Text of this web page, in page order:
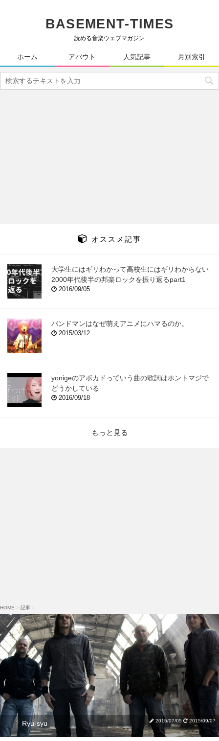
BASEMENT-TIMES
読める音楽ウェブマガジン
ホーム アバウト 人気記事 月別索引
オススメ記事
大学生にはギリわかって高校生にはギリわからない
2000年代後半の邦楽ロックを振り返るpart1
2016/09/05
バンドマンはなぜ萌えアニメにハマるのか。
2015/03/12
yonigeのアボカドっていう曲の歌詞はホントマジで
どうかしている
2016/09/18
もっと見る
HOME > 記事 >
Ryu-syu 2015/07/05 2015/09/07